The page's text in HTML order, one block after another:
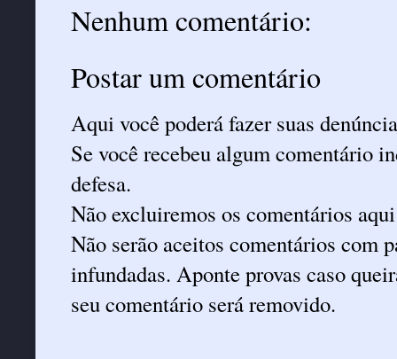
Nenhum comentário:
Postar um comentário
Aqui você poderá fazer suas
Se você recebeu algum comentário
defesa.
Não excluiremos os comentários
Não serão aceitos comentários com
infundadas. Aponte provas caso
seu comentário será removido.